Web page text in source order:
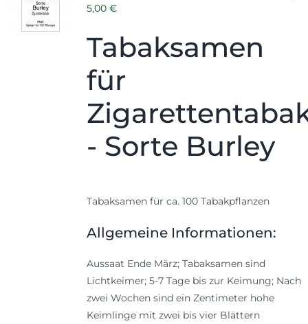
5,00 €
Tabaksamen
für
- Sorte Burley
Tabaksamen für ca. 100 Tabakpflanzen
Allgemeine Informationen:
Aussaat Ende März; Tabaksamen sind
Lichtkeimer; 5-7 Tage bis zur Keimung; Nach
zwei Wochen sind ein Zentimeter hohe
Keimlinge mit zwei bis vier Blättern